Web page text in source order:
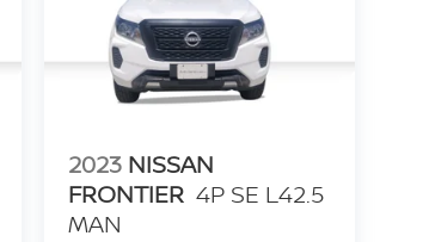
2023 NISSAN
FRONTIER 4P SE L42.5
MAN